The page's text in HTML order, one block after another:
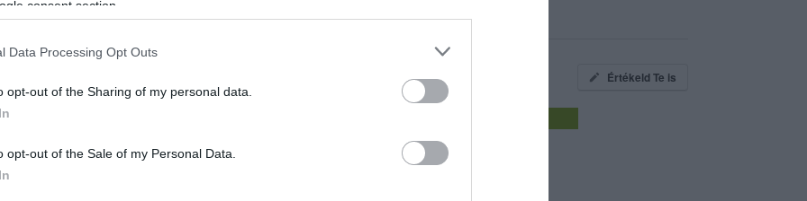
consent section.
Data Processing Opt Outs
opt-out of the Sharing of my personal data.
opt-out of the Sale of my Personal Data.
Értékeld Te is